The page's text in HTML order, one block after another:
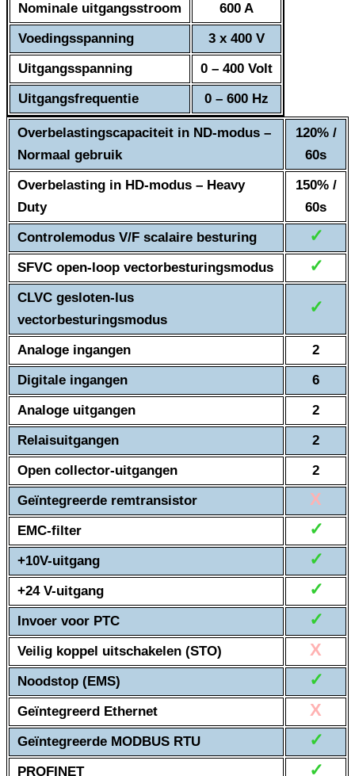
Nominale uitgangsstroom
600 A
Voedingsspanning
3 x 400 V
Uitgangsspanning
0 – 400 Volt
Uitgangsfrequentie
0 – 600 Hz
Overbelastingscapaciteit in ND-modus –
Normaal gebruik
120% /
60s
Overbelasting in HD-modus – Heavy
Duty
150% /
60s
Controlemodus V/F scalaire besturing
✓
SFVC open-loop vectorbesturingsmodus ✓
CLVC gesloten-lus
vectorbesturingsmodus
✓
Analoge ingangen
2
Digitale ingangen
6
Analoge uitgangen
2
Relaisuitgangen
2
Open collector-uitgangen
2
Geïntegreerde remtransistor
X
EMC-filter ✓
+10V-uitgang ✓
+24 V-uitgang ✓
Invoer voor PTC ✓
Veilig koppel uitschakelen (STO) X
Noodstop (EMS) ✓
Geïntegreerd Ethernet X
Geïntegreerde MODBUS RTU ✓
PROFINET ✓